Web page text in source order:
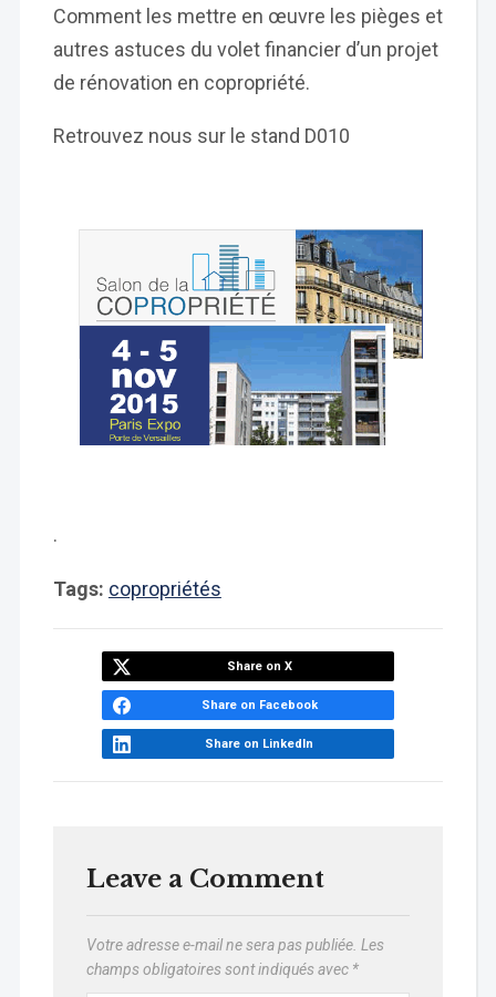
Comment les mettre en œuvre les pièges et
autres astuces du volet financier d’un projet
de rénovation en copropriété.
Retrouvez nous sur le stand D010
.
Tags: copropriétés
Share on X
Share on Facebook
Share on LinkedIn
Leave a Comment
Votre adresse e-mail ne sera pas publiée. Les
champs obligatoires sont indiqués avec *